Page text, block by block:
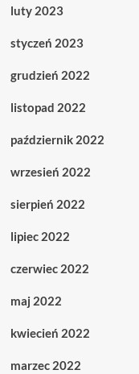
luty 2023
styczeń 2023
grudzień 2022
listopad 2022
październik 2022
wrzesień 2022
sierpień 2022
lipiec 2022
czerwiec 2022
maj 2022
kwiecień 2022
marzec 2022